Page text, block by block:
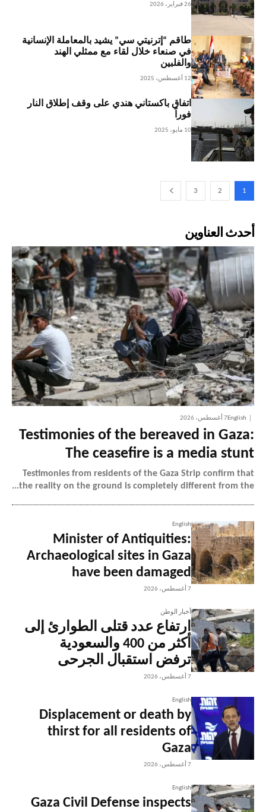
26 فبراير، 2026
طاقم “إترنيتي سي” يشيد بالمعاملة الإنسانية
في صنعاء خلال لقاء مع ممثلي الهند
والفلبين
12 أغسطس، 2025
اتفاق باكستاني هندي على وقف إطلاق النار
فوراً
10 مايو، 2025
1
2
3
أحدث العناوين
English7 أغسطس، 2026
Testimonies of the bereaved in Gaza:
The ceasefire is a media stunt
Testimonies from residents of the Gaza Strip confirm that
the reality on the ground is completely different from the...
English
Minister of Antiquities:
Archaeological sites in Gaza
have been damaged
7 أغسطس، 2026
أخبار الوطن
ارتفاع عدد قتلى الطوارئ إلى
أكثر من 400 والسعودية
ترفض استقبال الجرحى
7 أغسطس، 2026
English
Displacement or death by
thirst for all residents of
Gaza
7 أغسطس، 2026
English
Gaza Civil Defense inspects